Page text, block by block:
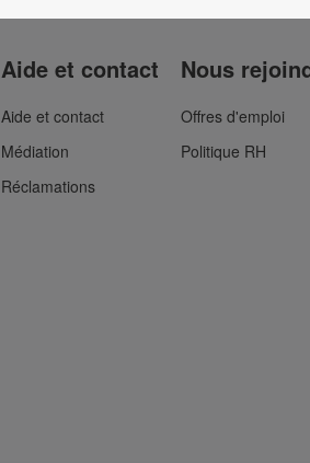
Aide et contact
Aide et contact
Médiation
Réclamations
Nous
Offres d'emploi
Politique RH